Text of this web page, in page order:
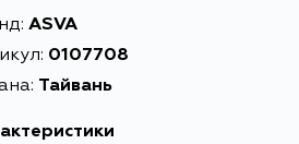
ASVA
0107708
Тайвань